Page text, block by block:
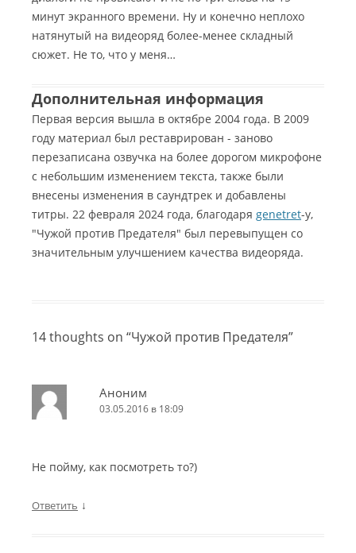
минут экранного времени. Ну и конечно неплохо
натянутый на видеоряд более-менее складный
сюжет. Не то, что у меня…
Дополнительная информация
Первая версия вышла в октябре 2004 года. В 2009
году материал был реставрирован - заново
перезаписана озвучка на более дорогом микрофоне
с небольшим изменением текста, также были
внесены изменения в саундтрек и добавлены
титры. 22 февраля 2024 года, благодаря genetret-y,
"Чужой против Предателя" был перевыпущен со
значительным улучшением качества видеоряда.
14 thoughts on “Чужой против Предателя”
Аноним
03.05.2016 в 18:09
Не пойму, как посмотреть то?)
Ответить ↓